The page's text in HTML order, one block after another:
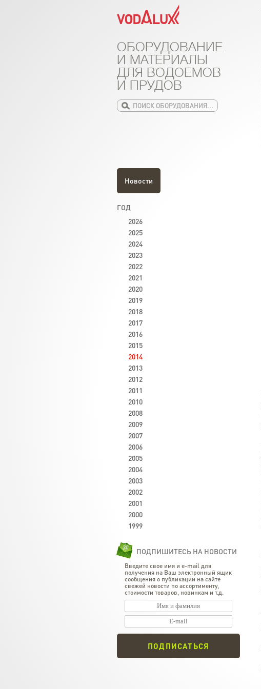
ОБОРУДОВАНИЕ
И МАТЕРИАЛЫ
ДЛЯ ВОДОЕМОВ
И ПРУДОВ
Новости
ГОД
2026
2025
2024
2023
2022
2021
2020
2019
2018
2017
2016
2015
2014
2013
2012
2011
2010
2008
2009
2007
2006
2005
2004
2003
2002
2001
2000
1999
ПОДПИШИТЕСЬ НА НОВОСТИ
Введите свое имя и e-mail для
получения на Ваш электронный ящик
сообщения о публикации на сайте
свежей новости по ассортименту,
стоимости товаров, новинкам и т.д.
ПОДПИСАТЬСЯ